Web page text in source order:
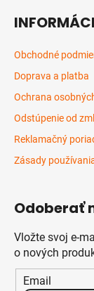
Obchodné
Doprava a platba
Ochrana
Odstúpenie od
Reklamačný
Zásady
Odoberať
Vložte svoj e-
o nových
Email